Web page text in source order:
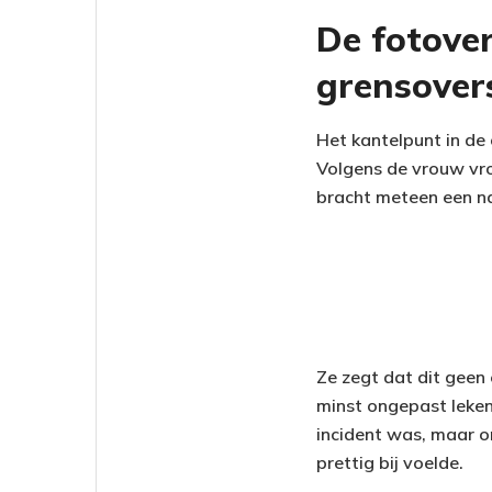
De
Het kantelpunt in de
Volgens de vrouw
bracht meteen een
Ze zegt dat dit geen
minst ongepast
incident was, maar
prettig bij voelde.